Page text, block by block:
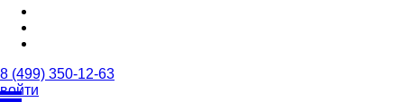
8 (499) 350-12-63
войти